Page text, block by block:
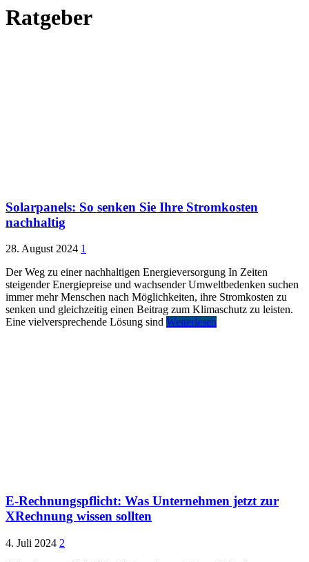
Ratgeber
Solarpanels: So senken Sie Ihre Stromkosten
nachhaltig
28. August 2024 1
Der Weg zu einer nachhaltigen Energieversorgung In Zeiten
steigender Energiepreise und wachsender Umweltbedenken suchen
immer mehr Menschen nach Möglichkeiten, ihre Stromkosten zu
senken und gleichzeitig einen Beitrag zum Klimaschutz zu leisten.
Eine vielversprechende Lösung sind Weiterlesen
E-Rechnungspflicht: Was Unternehmen jetzt zur
XRechnung wissen sollten
4. Juli 2024 2